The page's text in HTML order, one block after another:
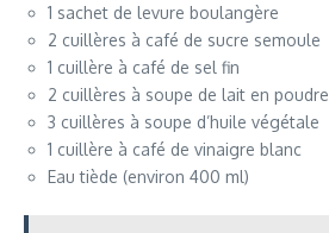
1 sachet de levure boulangère
2 cuillères à café de sucre semoule
1 cuillère à café de sel fin
2 cuillères à soupe de lait en poudre
3 cuillères à soupe d’huile végétale
1 cuillère à café de vinaigre blanc
Eau tiède (environ 400 ml)